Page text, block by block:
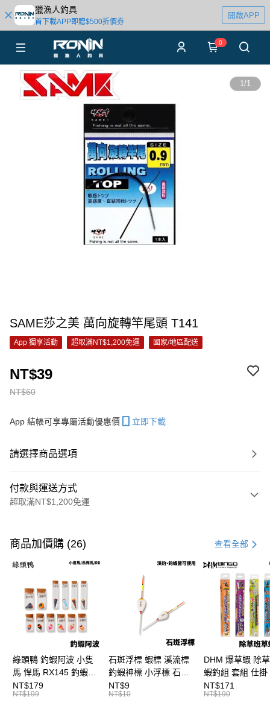
獵漁人釣具
首下載APP即贈$500折價券
開啟APP
0
1/1
SAME莎之美 萬向旋轉竿尾頭 T141
App 獨享活動 超取滿NT$1,200免運 國家/地區配送
NT$60
NT$39
App 結帳可享專屬活動優惠價 立即下載
請選擇商品選項
付款與運送方式
超取滿NT$1,200免運
信用卡一次付款
信用卡分期付款
3 期 0 利率 每期 21家銀行
合作金庫商業銀行
第一商業銀行
華南商業銀行
彰化商業銀行
上海商業儲蓄銀行
台北富邦商業銀行
國泰世華商業銀行
兆豐國際商業銀行
臺灣中小企業銀行
台中商業銀行
匯豐（台灣）商業銀行
華泰商業銀行
聯邦商業銀行
遠東國際商業銀行
元大商業銀行
超商取貨付款
Apple Pay
悠遊付
大哥付你分期
商品加價購 (26) 查看全部
綠頭鴨 釣蝦阿波 小隻
馬 悍馬 RX145 釣蝦浮
標 泰國蝦標 阿波
F129
NT$179
NT$199
石斑浮標 蝦標 溪流標
釣蝦神標 小浮標 石斑
標 B411
NT$9
NT$10
DHM 爆草蝦 除
蝦釣組 套組 仕掛
尺/5尺 釣蝦釣組
鈎 H361 H370
NT$171
NT$190